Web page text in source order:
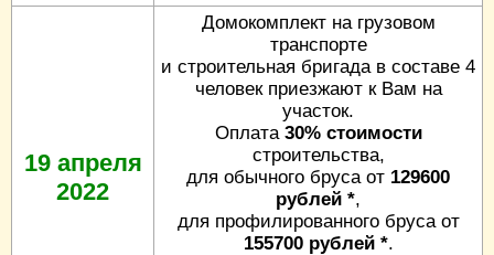
19 апреля
2022
Домокомплект на грузовом
транспорте
и строительная бригада в составе 4
человек приезжают к Вам на
участок.
Оплата 30% стоимости
строительства,
для обычного бруса от 129600
рублей *,
для профилированного бруса от
155700 рублей *.